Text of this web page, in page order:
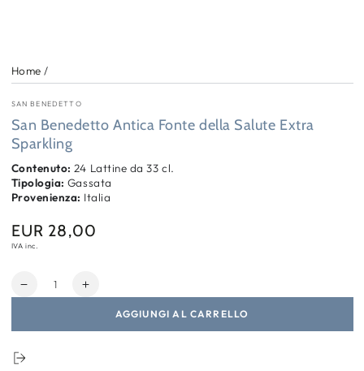
Home /
SAN BENEDETTO
San Benedetto Antica Fonte della Salute Extra
Sparkling
Contenuto: 24 Lattine da 33 cl.
Tipologia: Gassata
Provenienza: Italia
Prezzo
regolare
EUR 28,00
IVA inc.
Quantità
Diminuisci
Benedetto
Aumenta
AGGIUNGI AL CARRELLO